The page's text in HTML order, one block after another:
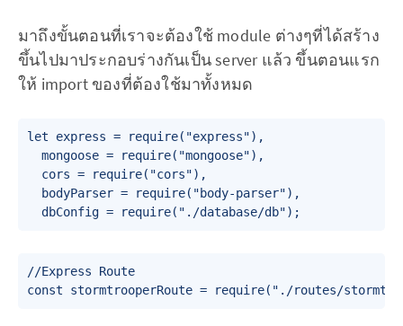
มาถึงขั้นตอนที่เราจะต้องใช้ module ต่างๆที่ได้สร้าง
ขึ้นไปมาประกอบร่างกันเป็น server แล้ว ขึ้นตอนแรก
ให้ import ของที่ต้องใช้มาทั้งหมด
let express = require("express"),
  mongoose = require("mongoose"),
  cors = require("cors"),
  bodyParser = require("body-parser"),
//Express Route